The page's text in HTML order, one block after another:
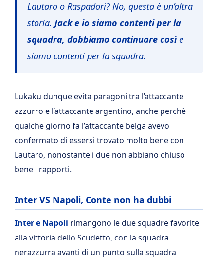
Lautaro o Raspadori? No, questa è un’altra
storia. Jack e io siamo contenti per la
squadra, dobbiamo continuare cosìe
siamo contenti per la squadra.
Lukaku dunque evita paragoni tra l’attaccante
azzurro e l’attaccante argentino, anche perchè
qualche giorno fa l’attaccante belga avevo
confermato di essersi trovato molto bene con
Lautaro, nonostante i due non abbiano chiuso
bene i rapporti.
Inter VS Napoli, Conte non ha dubbi
Inter e Napoli rimangono le due squadre favorite
alla vittoria dello Scudetto, con la squadra
nerazzurra avanti di un punto sulla squadra